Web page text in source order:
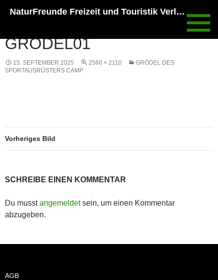
NaturFreunde Freizeit und Touristik Verlags GmbH
Inhalt
GRÖDEL01
15. SEPTEMBER 2025 2560 × 2110
GRÖDEL DES
SPORTAUSRÜSTERS CAMP
Vorheriges Bild
SCHREIBE EINEN KOMMENTAR
Du musstangemeldetsein, um einen Kommentar
abzugeben.
AGB